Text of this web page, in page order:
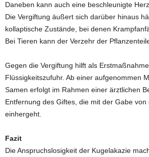
Daneben kann auch eine beschleunigte
Die Vergiftung äußert sich darüber hinaus
kollaptische Zustände, bei denen
Bei Tieren kann der Verzehr der
Gegen die Vergiftung hilft als
Flüssigkeitszufuhr. Ab einer aufgenommen
Samen erfolgt im Rahmen einer ärztlichen
Entfernung des Giftes, die mit der Gabe
einhergeht.
Fazit
Die Anspruchslosigkeit der Kugelakazie